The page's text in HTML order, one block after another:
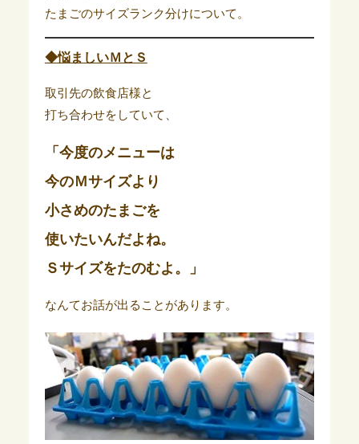
たまごのサイズランク分けについて。
◆悩ましいＭとＳ
取引先の飲食店様と
打ち合わせをしていて、
「今度のメニューは
今のＭサイズより
小さめのたまごを
使いたいんだよね。
Ｓサイズをたのむよ。」
なんてお話が出ることがあります。